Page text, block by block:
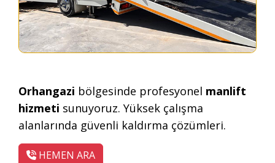
Orhangazi bölgesinde profesyonel manlift
hizmeti sunuyoruz. Yüksek çalışma
alanlarında güvenli kaldırma çözümleri.
HEMEN ARA